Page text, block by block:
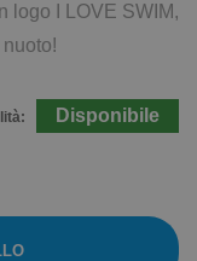
logo I LOVE SWIM,
Disponibile